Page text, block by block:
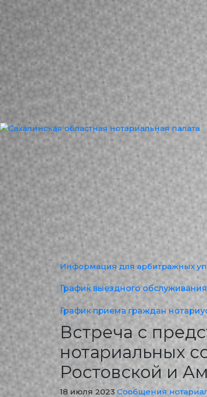
Информация для арбитражных
График выездного
График приема граждан
Встреча с
нотариальных
Ростовской и
18 июля 2023 Сообщения